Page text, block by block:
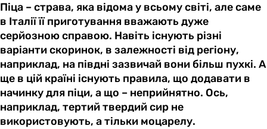
Піца – страва, яка відома у всьому світі, але саме
в Італії її приготування вважають дуже
серйозною справою. Навіть існують різні
варіанти скоринок, в залежності від регіону,
наприклад, на півдні зазвичай вони більш пухкі. А
ще в цій країні існують правила, що додавати в
начинку для піци, а що – неприйнятно. Ось,
наприклад, тертий твердий сир не
використовують, а тільки моцарелу.